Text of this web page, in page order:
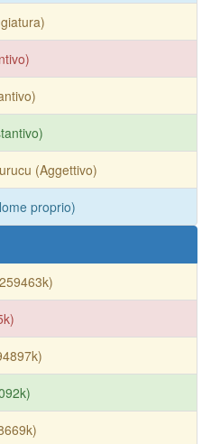
(Aggettivo)
proprio)